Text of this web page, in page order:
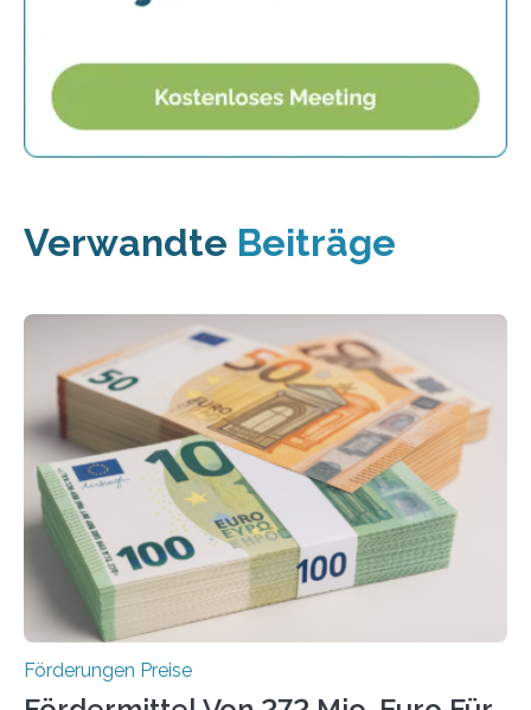
Verwandte Beiträge
Förderungen Preise